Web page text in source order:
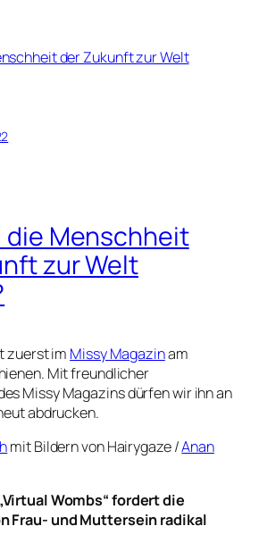
der Zukunft zur Welt
die Menschheit
zur Welt
zuerst im Missy Magazinam
Mit freundlicher
Missy Magazins dürfen wir ihn an
abdrucken.
mit Bildern von Hairygaze /Anan
Wombs“ fordert die
Frau- und Muttersein radikal